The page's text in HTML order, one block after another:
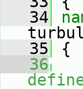
   34
   35
{
   36